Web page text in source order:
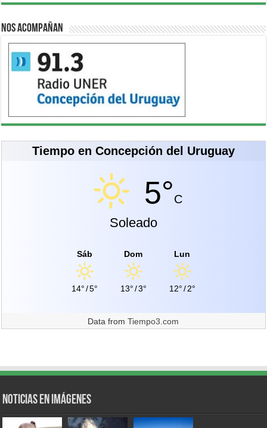
Nos acompañan
Tiempo en Concepción del Uruguay
5°C
Soleado
Sáb
14°/5°
Dom
13°/3°
Lun
12°/2°
Data fromTiempo3.com
Noticias en Imágenes